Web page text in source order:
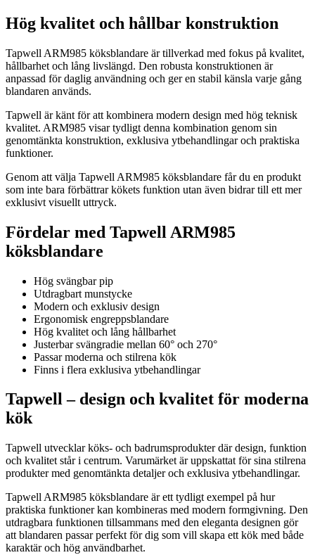
Hög kvalitet och hållbar konstruktion
Tapwell ARM985 köksblandare är tillverkad med fokus på kvalitet,
hållbarhet och lång livslängd. Den robusta konstruktionen är
anpassad för daglig användning och ger en stabil känsla varje gång
blandaren används.
Tapwell är känt för att kombinera modern design med hög teknisk
kvalitet. ARM985 visar tydligt denna kombination genom sin
genomtänkta konstruktion, exklusiva ytbehandlingar och praktiska
funktioner.
Genom att välja Tapwell ARM985 köksblandare får du en produkt
som inte bara förbättrar kökets funktion utan även bidrar till ett mer
exklusivt visuellt uttryck.
Fördelar med Tapwell ARM985
köksblandare
Hög svängbar pip
Utdragbart munstycke
Modern och exklusiv design
Ergonomisk engreppsblandare
Hög kvalitet och lång hållbarhet
Justerbar svängradie mellan 60° och 270°
Passar moderna och stilrena kök
Finns i flera exklusiva ytbehandlingar
Tapwell – design och kvalitet för moderna
kök
Tapwell utvecklar köks- och badrumsprodukter där design, funktion
och kvalitet står i centrum. Varumärket är uppskattat för sina stilrena
produkter med genomtänkta detaljer och exklusiva ytbehandlingar.
Tapwell ARM985 köksblandare är ett tydligt exempel på hur
praktiska funktioner kan kombineras med modern formgivning. Den
utdragbara funktionen tillsammans med den eleganta designen gör
att blandaren passar perfekt för dig som vill skapa ett kök med både
karaktär och hög användbarhet.